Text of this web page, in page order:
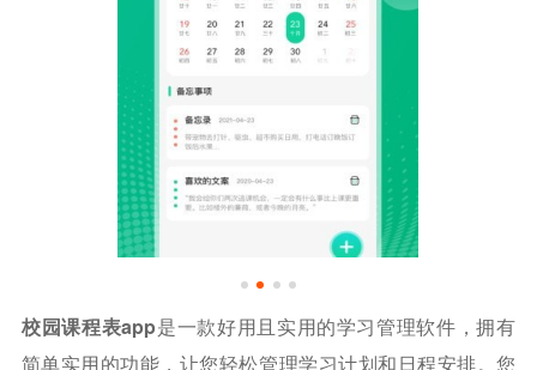
校园课程表app是一款好用且实用的学习管理软件，拥有
简单实用的功能，让您轻松管理学习计划和日程安排。您